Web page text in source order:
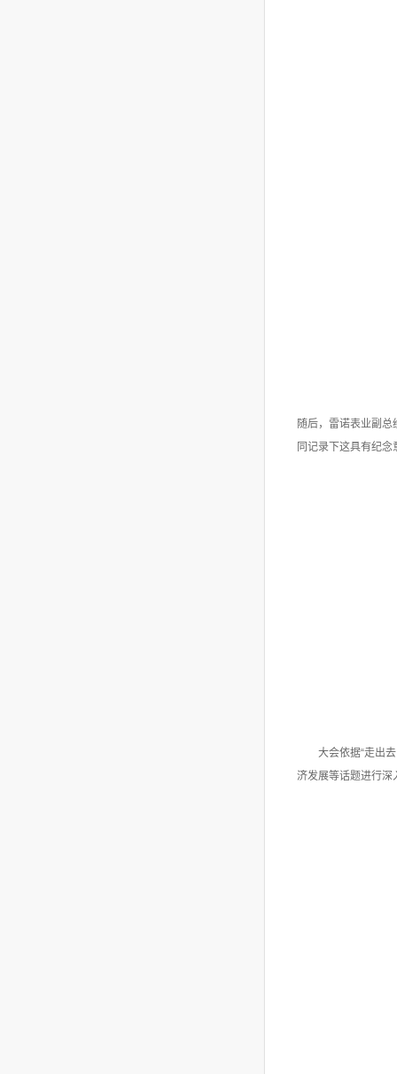
随后，雷诺表业副
同记录下这具有纪念
大会依据“走出
济发展等话题进行深